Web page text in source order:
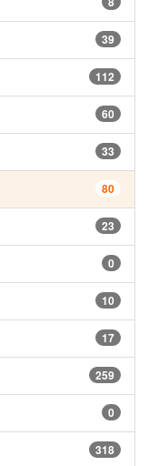
39
112
60
33
80
23
0
10
17
259
0
318